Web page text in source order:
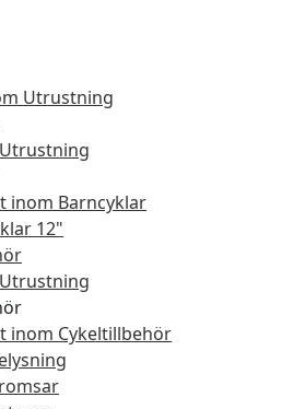
Utrustning
inom Barncyklar
12"
inom Cykeltillbehör